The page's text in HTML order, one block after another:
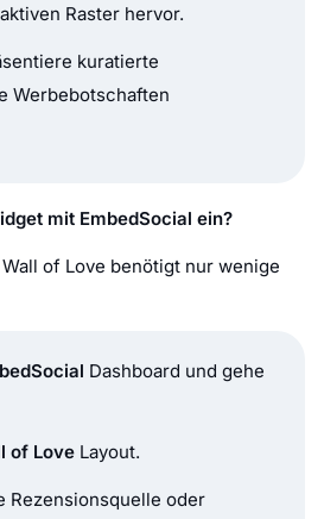
Raster hervor.
kuratierte
Werbebotschaften
mit EmbedSocial ein?
of Love benötigt nur wenige
Dashboard und gehe
of Love Layout.
Rezensionsquelle oder